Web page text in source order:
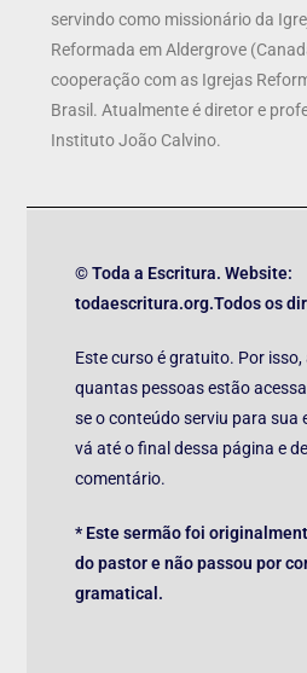
servindo como missionário da
Reformada em Aldergrove
cooperação com as Igrejas
Brasil. Atualmente é diretor e
Instituto João Calvino.
© Toda a Escritura. Website:
todaescritura.org.Todos os
Este curso é gratuito. Por
quantas pessoas estão
se o conteúdo serviu para sua
vá até o final dessa página e
comentário.
* Este sermão foi
do pastor e não passou por
gramatical.